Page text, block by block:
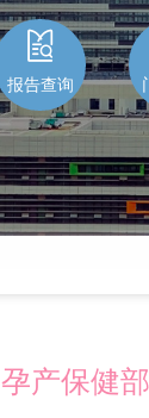

报告查询
孕产保健部